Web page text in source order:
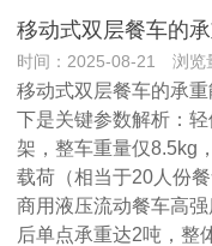
移动式双层餐车的
时间：2025-08-21 浏览
移动式双层餐车的承
下是关键参数解析：
架，整车重量仅8.5kg
载荷（相当于20人份
商用液压流动餐车‌高
后单点承重达2吨，整